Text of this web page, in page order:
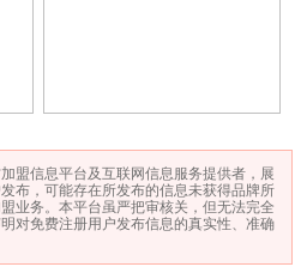
盟信息平台及互联网信息服务提供者，展
布，可能存在所发布的信息未获得品牌所
业务。本平台虽严把审核关，但无法完全
对免费注册用户发布信息的真实性、准确